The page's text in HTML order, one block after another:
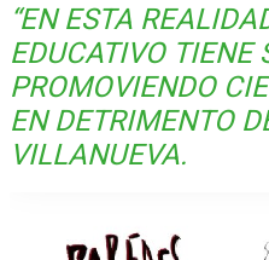
“EN ESTA
EDUCATIVO TIENE
PROMOVIENDO
EN DETRIMENTO
VILLANUEVA.